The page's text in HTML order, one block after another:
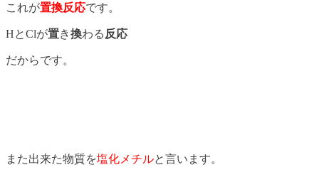
これが置換反応です。
HとClが置き換わる反応
だからです。
また出来た物質を塩化メチルと言います。